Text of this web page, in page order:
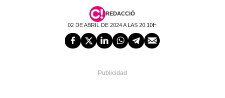
REDACCIÓ
02 DE ABRIL DE 2024 A LAS 20:10H